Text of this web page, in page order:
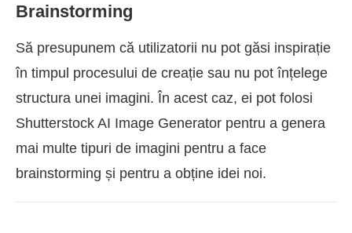
Brainstorming
Să presupunem că utilizatorii nu pot găsi inspirație
în timpul procesului de creație sau nu pot înțelege
structura unei imagini. În acest caz, ei pot folosi
Shutterstock AI Image Generator pentru a genera
mai multe tipuri de imagini pentru a face
brainstorming și pentru a obține idei noi.